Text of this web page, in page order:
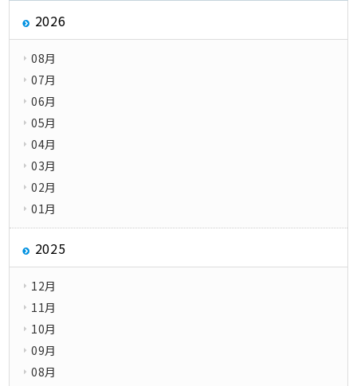
2026
08月
07月
06月
05月
04月
03月
02月
01月
2025
12月
11月
10月
09月
08月